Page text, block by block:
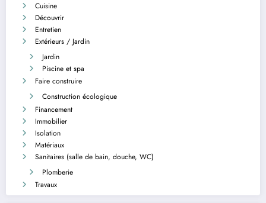
Cuisine
Découvrir
Entretien
Extérieurs / Jardin
Jardin
Piscine et spa
Faire construire
Construction écologique
Financement
Immobilier
Isolation
Matériaux
Sanitaires (salle de bain, douche, WC)
Plomberie
Travaux